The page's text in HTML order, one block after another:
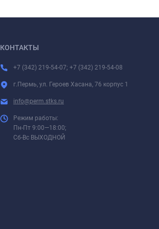
КОНТАКТЫ
+7 (342) 219-54-07; +7 (342) 219-54-08
г.Пермь, ул. Героев Хасана, 76 корпус 1
info@perm.stks.ru
Режим работы:
Пн-Пт 9:00—18:00;
Сб-Вс ВЫХОДНОЙ